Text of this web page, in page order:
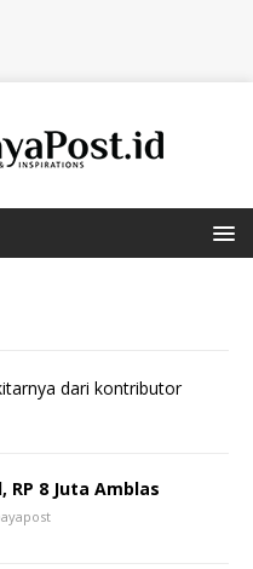
dari kontributor
8 Juta Amblas